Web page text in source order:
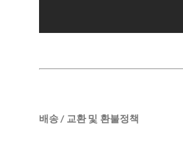
배송 / 교환 및 환불정책